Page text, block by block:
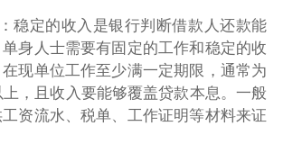
稳定的收入是银行判断借款人还款能
身人士需要有固定的工作和稳定的收
现单位工作至少满一定期限，通常为
，且收入要能够覆盖贷款本息。一般
资流水、税单、工作证明等材料来证